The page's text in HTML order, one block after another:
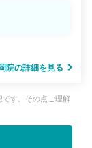
院の詳細を見る
す。その点ご理解